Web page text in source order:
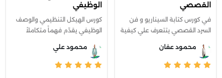
القصصي
في كورس كتابة السيناريو و فن
السرد القصصي يتتعرف علي كيفية
تجذب الانتباه وتترك أثرًا قويًا لدى
الجمهور
محمود عفان
الوظيفي
كورس الهيكل التنظيمي والوصف
الوظيفي يقدّم فهماً متكاملاً
بأهداف واستراتيجية المؤسسة حيث
يتناول الفرق بين تصميم الوظيفة
محمود علي